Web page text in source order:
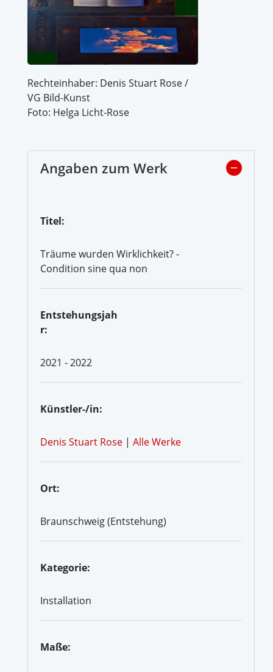
Rechteinhaber: Denis Stuart Rose /
VG Bild-Kunst
Foto: Helga Licht-Rose
Angaben zum Werk
Titel:
Träume wurden Wirklichkeit? -
Condition sine qua non
Entstehungsjah
r:
2021 - 2022
Künstler-/in:
Denis Stuart Rose | Alle Werke
Ort:
Braunschweig (Entstehung)
Kategorie:
Installation
Maße: